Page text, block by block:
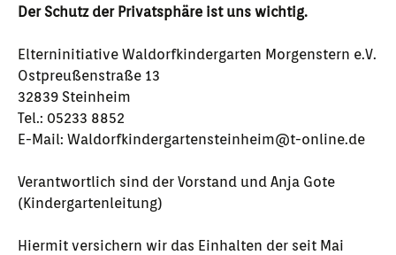
Der Schutz der Privatsphäre ist uns wichtig.
Elterninitiative Waldorfkindergarten Morgenstern e.V.
Ostpreußenstraße 13
32839 Steinheim
Tel.: 05233 8852
E-Mail: Waldorfkindergartensteinheim@t-online.de
Verantwortlich sind der Vorstand und Anja Gote
(Kindergartenleitung)
Hiermit versichern wir das Einhalten der seit Mai